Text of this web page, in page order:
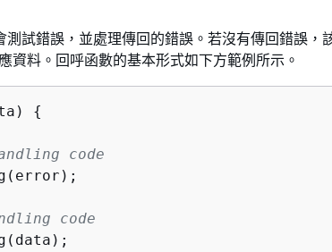
測試錯誤，並處理傳回的錯誤。若沒有傳回錯誤，
資料。回呼函數的基本形式如下方範例所示。
) {
code
code